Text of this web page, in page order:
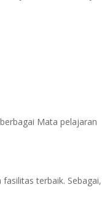
Mata pelajaran
terbaik.